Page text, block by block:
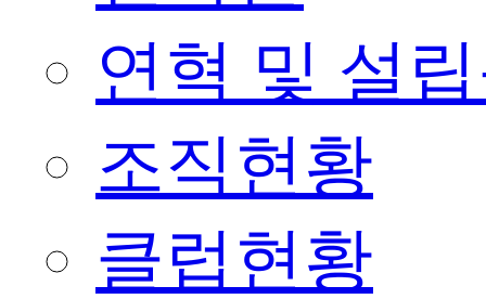
연혁 및 설
조직현황
클럽현황